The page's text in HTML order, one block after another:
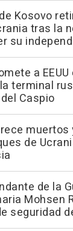
Kosovo
tras la
su
a
terminal
Caspio
muertos
de
de la
Mohsen
seguridad